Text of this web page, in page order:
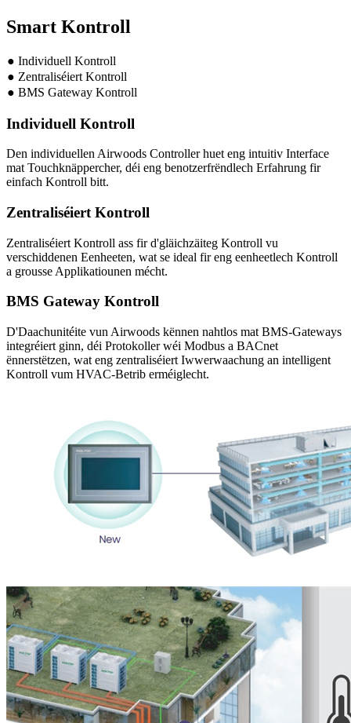
Smart Kontroll
● Individuell Kontroll
● Zentraliséiert Kontroll
● BMS Gateway Kontroll
Individuell Kontroll
Den individuellen Airwoods Controller huet eng intuitiv Interface
mat Touchknäppercher, déi eng benotzerfrëndlech Erfahrung fir
einfach Kontroll bitt.
Zentraliséiert Kontroll
Zentraliséiert Kontroll ass fir d'gläichzäiteg Kontroll vu
verschiddenen Eenheeten, wat se ideal fir eng eenheetlech Kontroll
a grousse Applikatiounen mécht.
BMS Gateway Kontroll
D'Daachunitéite vun Airwoods kënnen nahtlos mat BMS-Gateways
integréiert ginn, déi Protokoller wéi Modbus a BACnet
ënnerstëtzen, wat eng zentraliséiert Iwwerwaachung an intelligent
Kontroll vum HVAC-Betrib erméiglecht.